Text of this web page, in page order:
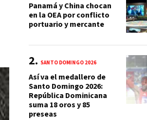
Panamá y China chocan
en la OEA por conflicto
portuario y mercante
SANTO DOMINGO 2026
Así va el medallero de
Santo Domingo 2026:
República Dominicana
suma 18 oros y 85
preseas